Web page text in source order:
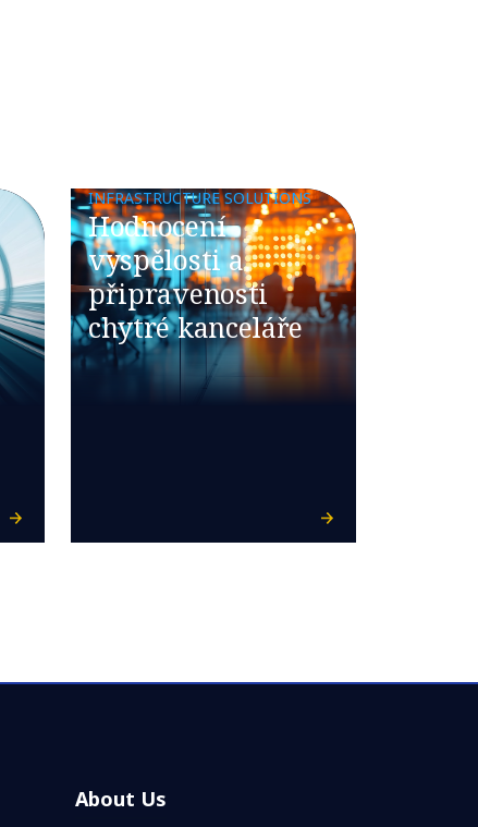
INFRASTRUCTURE SOLUTIONS
Hodnocení
vyspělosti a
připravenosti
chytré kanceláře
About Us